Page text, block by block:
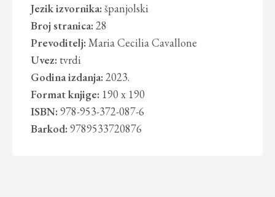
Jezik izvornika: španjolski
Broj stranica: 28
Prevoditelj: Maria Cecilia Cavallone
Uvez: tvrdi
Godina izdanja: 2023.
Format knjige: 190 x 190
ISBN: 978-953-372-087-6
Barkod: 9789533720876